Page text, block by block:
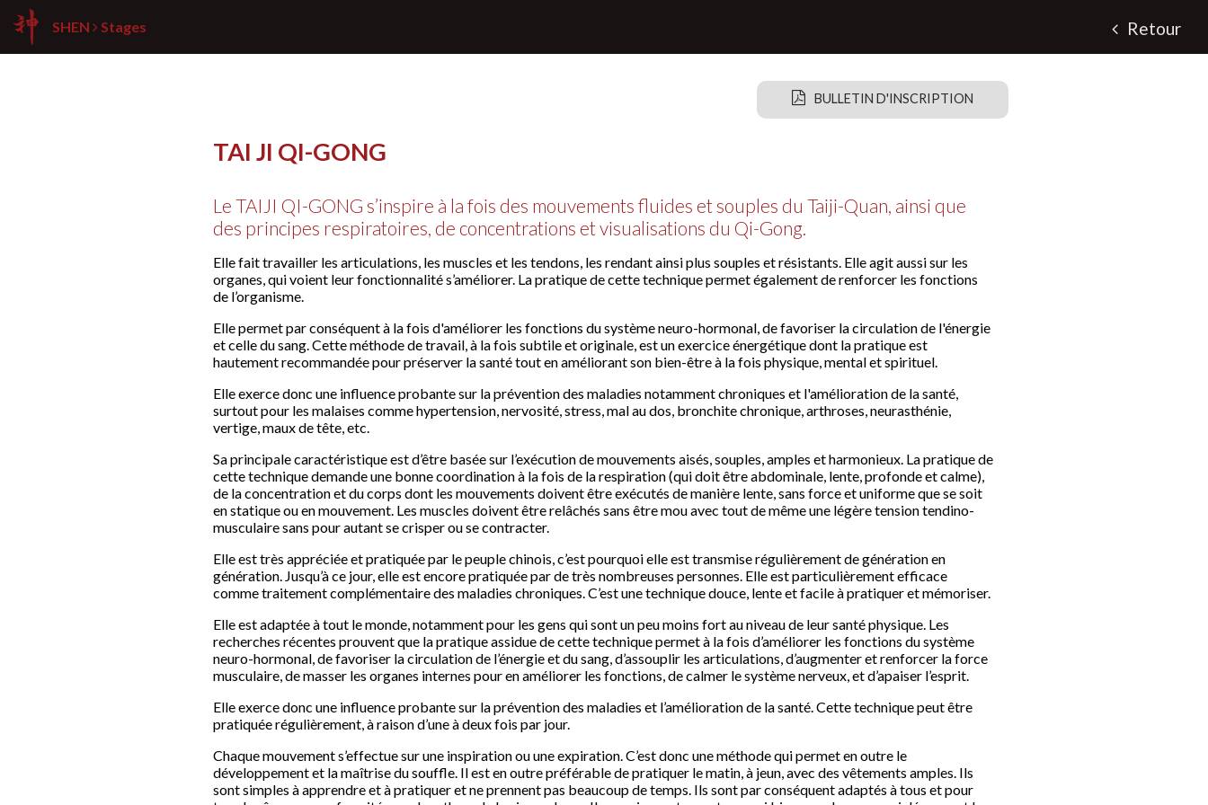
SHEN Stages Retour
BULLETIN D'INSCRIPTION
TAI JI QI-GONG
Le TAIJI QI-GONG s’inspire à la fois des mouvements fluides et souples du Taiji-Quan, ainsi que
des principes respiratoires, de concentrations et visualisations du Qi-Gong.
Elle fait travailler les articulations, les muscles et les tendons, les rendant ainsi plus souples et résistants. Elle agit aussi sur les
organes, qui voient leur fonctionnalité s’améliorer. La pratique de cette technique permet également de renforcer les fonctions
de l’organisme.
Elle permet par conséquent à la fois d'améliorer les fonctions du système neuro-hormonal, de favoriser la circulation de l'énergie
et celle du sang. Cette méthode de travail, à la fois subtile et originale, est un exercice énergétique dont la pratique est
hautement recommandée pour préserver la santé tout en améliorant son bien-être à la fois physique, mental et spirituel.
Elle exerce donc une influence probante sur la prévention des maladies notamment chroniques et l'amélioration de la santé,
surtout pour les malaises comme hypertension, nervosité, stress, mal au dos, bronchite chronique, arthroses, neurasthénie,
vertige, maux de tête, etc.
Sa principale caractéristique est d’être basée sur l’exécution de mouvements aisés, souples, amples et harmonieux. La pratique de
cette technique demande une bonne coordination à la fois de la respiration (qui doit être abdominale, lente, profonde et calme),
de la concentration et du corps dont les mouvements doivent être exécutés de manière lente, sans force et uniforme que se soit
en statique ou en mouvement. Les muscles doivent être relâchés sans être mou avec tout de même une légère tension tendino-
musculaire sans pour autant se crisper ou se contracter.
Elle est très appréciée et pratiquée par le peuple chinois, c’est pourquoi elle est transmise régulièrement de génération en
génération. Jusqu’à ce jour, elle est encore pratiquée par de très nombreuses personnes. Elle est particulièrement efficace
comme traitement complémentaire des maladies chroniques. C’est une technique douce, lente et facile à pratiquer et mémoriser.
Elle est adaptée à tout le monde, notamment pour les gens qui sont un peu moins fort au niveau de leur santé physique. Les
recherches récentes prouvent que la pratique assidue de cette technique permet à la fois d’améliorer les fonctions du système
neuro-hormonal, de favoriser la circulation de l’énergie et du sang, d’assouplir les articulations, d’augmenter et renforcer la force
musculaire, de masser les organes internes pour en améliorer les fonctions, de calmer le système nerveux, et d’apaiser l’esprit.
Elle exerce donc une influence probante sur la prévention des maladies et l’amélioration de la santé. Cette technique peut être
pratiquée régulièrement, à raison d’une à deux fois par jour.
Chaque mouvement s’effectue sur une inspiration ou une expiration. C’est donc une méthode qui permet en outre le
développement et la maîtrise du souffle. Il est en outre préférable de pratiquer le matin, à jeun, avec des vêtements amples. Ils
sont simples à apprendre et à pratiquer et ne prennent pas beaucoup de temps. Ils sont par conséquent adaptés à tous et pour